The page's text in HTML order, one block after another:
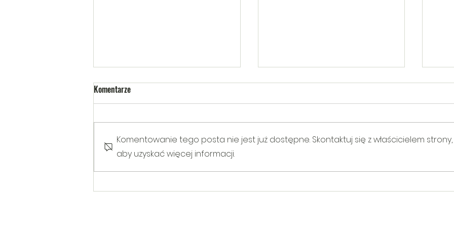
Komentarze
Komentowanie tego posta nie jest już dostępne. Skontaktuj się z właścicielem strony,
aby uzyskać więcej informacji.